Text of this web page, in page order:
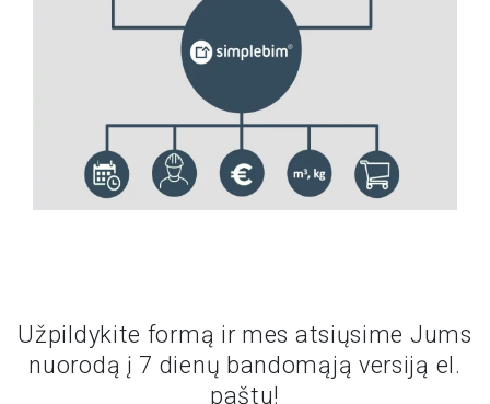
Užpildykite formą ir mes atsiųsime Jums
nuorodą į 7 dienų bandomąją versiją el.
paštu!